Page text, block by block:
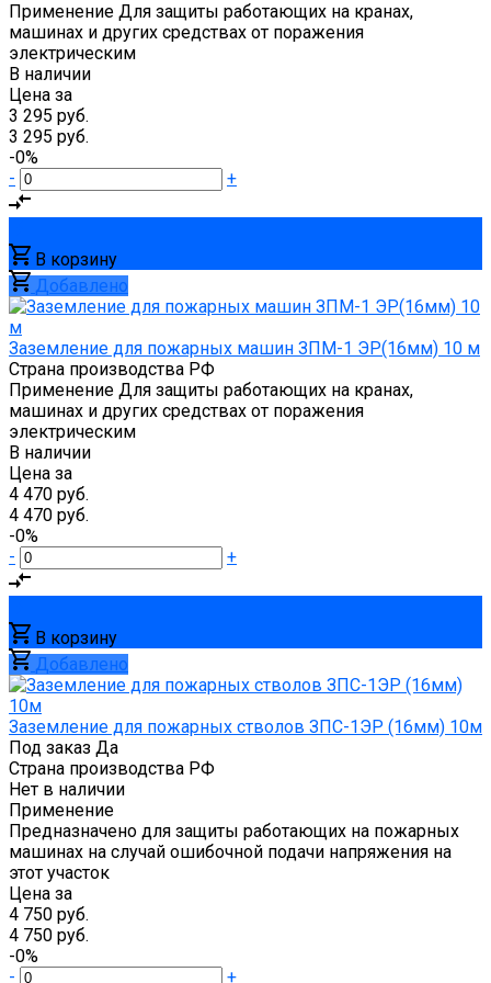
Применение Для защиты работающих на кранах,
машинах и других средствах от поражения
электрическим
В наличии
Цена за
3 295 руб.
3 295 руб.
-0%
-
+
В корзину
Добавлено
Заземление для пожарных машин ЗПМ-1 ЭР(16мм) 10 м
Страна производства РФ
Применение Для защиты работающих на кранах,
машинах и других средствах от поражения
электрическим
В наличии
Цена за
4 470 руб.
4 470 руб.
-0%
-
+
В корзину
Добавлено
Заземление для пожарных стволов ЗПС-1ЭР (16мм) 10м
Под заказ Да
Страна производства РФ
Нет в наличии
Применение
Предназначено для защиты работающих на пожарных
машинах на случай ошибочной подачи напряжения на
этот участок
Цена за
4 750 руб.
4 750 руб.
-0%
-
+